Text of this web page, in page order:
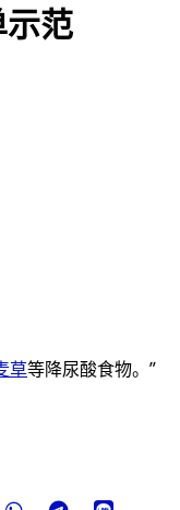
范
草等降尿酸食物。”